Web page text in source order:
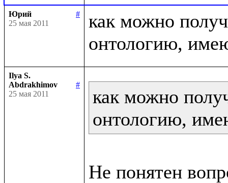
Юрий
#
25 мая 2011
как можно
Ilya S.
Abdrakhimov
#
25 мая 2011
как можно
онтологию,
Не понятен